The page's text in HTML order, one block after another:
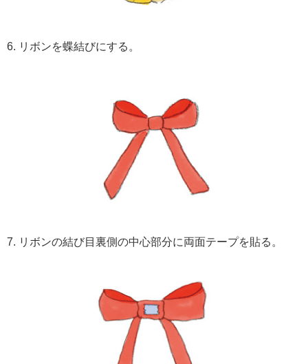
6. リボンを蝶結びにする。
7. リボンの結び目裏側の中心部分に両面テープを貼る。